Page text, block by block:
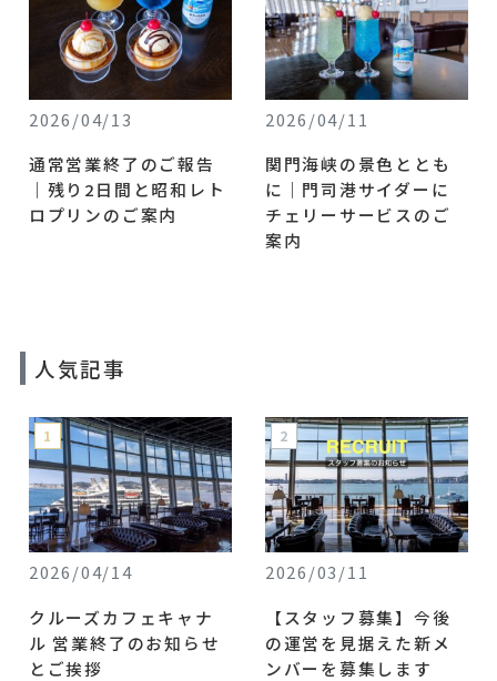
2026/04/13
通常営業終了のご報告
｜残り2日間と昭和レト
ロプリンのご案内
2026/04/11
関門海峡の景色ととも
に｜門司港サイダーに
チェリーサービスのご
案内
人気記事
2026/04/14
クルーズカフェキャナ
ル 営業終了のお知らせ
とご挨拶
2026/03/11
【スタッフ募集】今後
の運営を見据えた新メ
ンバーを募集します